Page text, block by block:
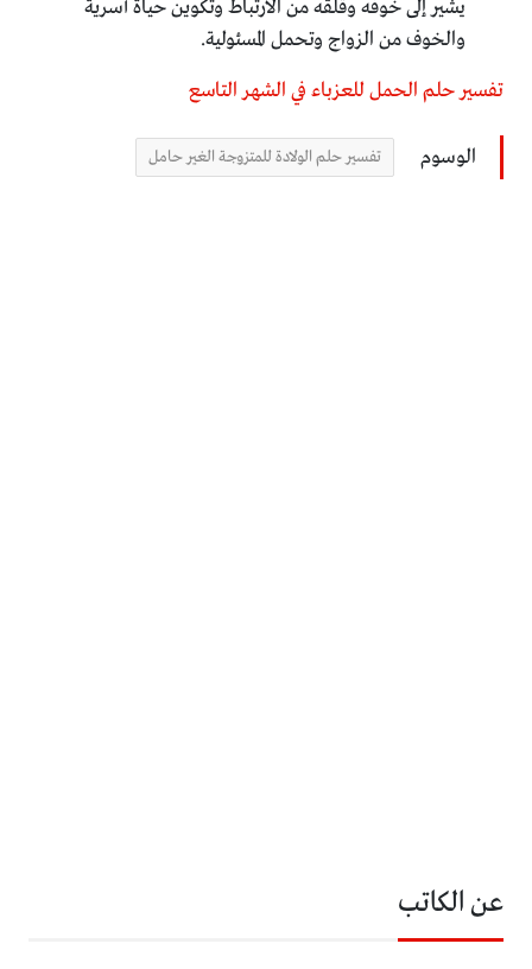
يشير إلى خوفه وقلقه من الارتباط وتكوين حياة أسرية
والخوف من الزواج وتحمل المسئولية.
تفسير حلم الحمل للعزباء في الشهر التاسع
الوسوم تفسير حلم الولادة للمتزوجة الغير حامل
عن الكاتب